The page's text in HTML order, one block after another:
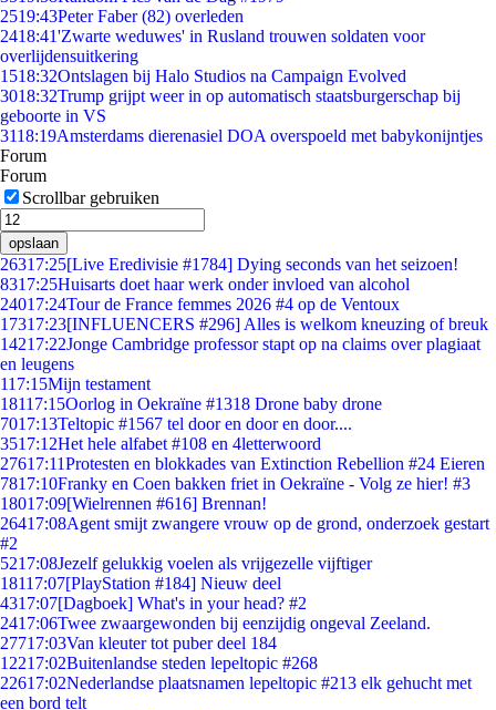
2519:43Peter Faber (82) overleden
2418:41'Zwarte weduwes' in Rusland trouwen soldaten voor
overlijdensuitkering
1518:32Ontslagen bij Halo Studios na Campaign Evolved
3018:32Trump grijpt weer in op automatisch staatsburgerschap bij
geboorte in VS
3118:19Amsterdams dierenasiel DOA overspoeld met babykonijntjes
Forum
Forum
Scrollbar gebruiken
opslaan
26317:25[Live Eredivisie #1784] Dying seconds van het seizoen!
8317:25Huisarts doet haar werk onder invloed van alcohol
24017:24Tour de France femmes 2026 #4 op de Ventoux
17317:23[INFLUENCERS #296] Alles is welkom kneuzing of breuk
14217:22Jonge Cambridge professor stapt op na claims over plagiaat
en leugens
117:15Mijn testament
18117:15Oorlog in Oekraïne #1318 Drone baby drone
7017:13Teltopic #1567 tel door en door en door....
3517:12Het hele alfabet #108 en 4letterwoord
27617:11Protesten en blokkades van Extinction Rebellion #24 Eieren
7817:10Franky en Coen bakken friet in Oekraïne - Volg ze hier! #3
18017:09[Wielrennen #616] Brennan!
26417:08Agent smijt zwangere vrouw op de grond, onderzoek gestart
#2
5217:08Jezelf gelukkig voelen als vrijgezelle vijftiger
18117:07[PlayStation #184] Nieuw deel
4317:07[Dagboek] What's in your head? #2
2417:06Twee zwaargewonden bij eenzijdig ongeval Zeeland.
27717:03Van kleuter tot puber deel 184
12217:02Buitenlandse steden lepeltopic #268
22617:02Nederlandse plaatsnamen lepeltopic #213 elk gehucht met
een bord telt